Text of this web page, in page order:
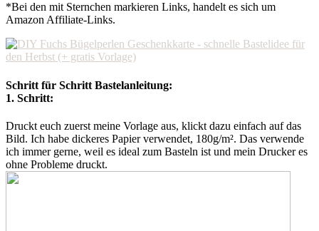
*Bei den mit Sternchen markieren Links, handelt es sich um
Amazon Affiliate-Links.
Schritt für Schritt Bastelanleitung:
1. Schritt:
Druckt euch zuerst meine Vorlage aus, klickt dazu einfach auf das
Bild. Ich habe dickeres Papier verwendet, 180g/m². Das verwende
ich immer gerne, weil es ideal zum Basteln ist und mein Drucker es
ohne Probleme druckt.